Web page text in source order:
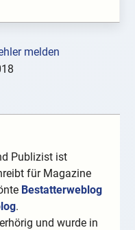
melden
Publizist ist
für Magazine
Bestatterweblog
.
und wurde in